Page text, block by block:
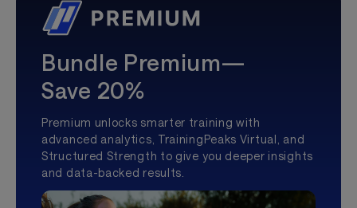
Bundle Premium—
Save 20%
Premium unlocks smarter training with
advanced analytics, TrainingPeaks Virtual, and
Structured Strength to give you deeper insights
and data-backed results.